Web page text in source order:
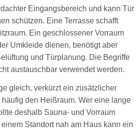
Eingangsbereich und kann Tür
schützen. Eine Terrasse schafft
Ein geschlossener Vorraum
Umkleide dienen, benötigt aber
und Türplanung. Die Begriffe
austauschbar verwendet werden.
gleich, verkürzt ein zusätzlicher
den Heißraum. Wer eine lange
deshalb Sauna- und Vorraum
Standort nah am Haus kann ein